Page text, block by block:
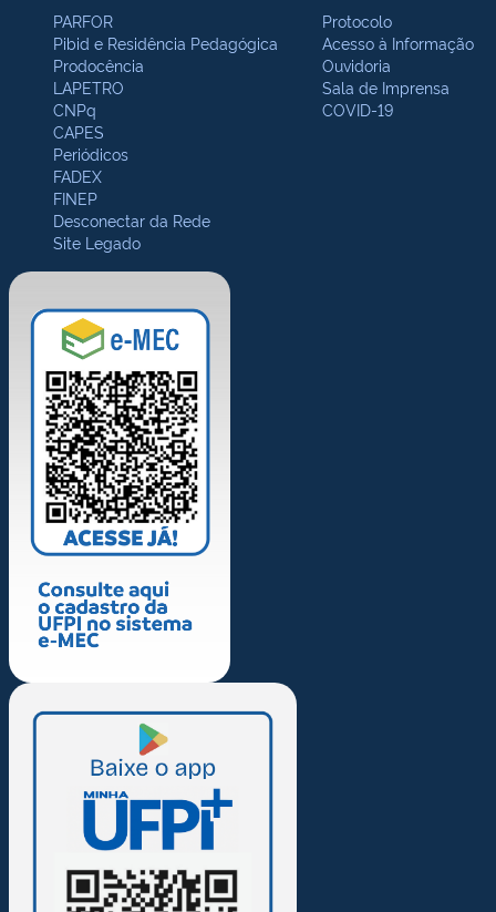
PARFOR
Pibid e Residência Pedagógica
Prodocência
LAPETRO
CNPq
CAPES
Periódicos
FADEX
FINEP
Desconectar da Rede
Site Legado
Protocolo
Acesso à Informação
Ouvidoria
Sala de Imprensa
COVID-19